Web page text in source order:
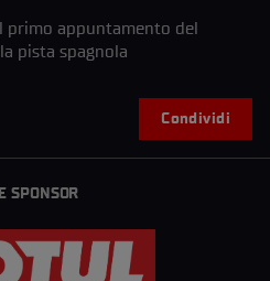
appuntamento del
pista spagnola
Condividi
SPONSOR